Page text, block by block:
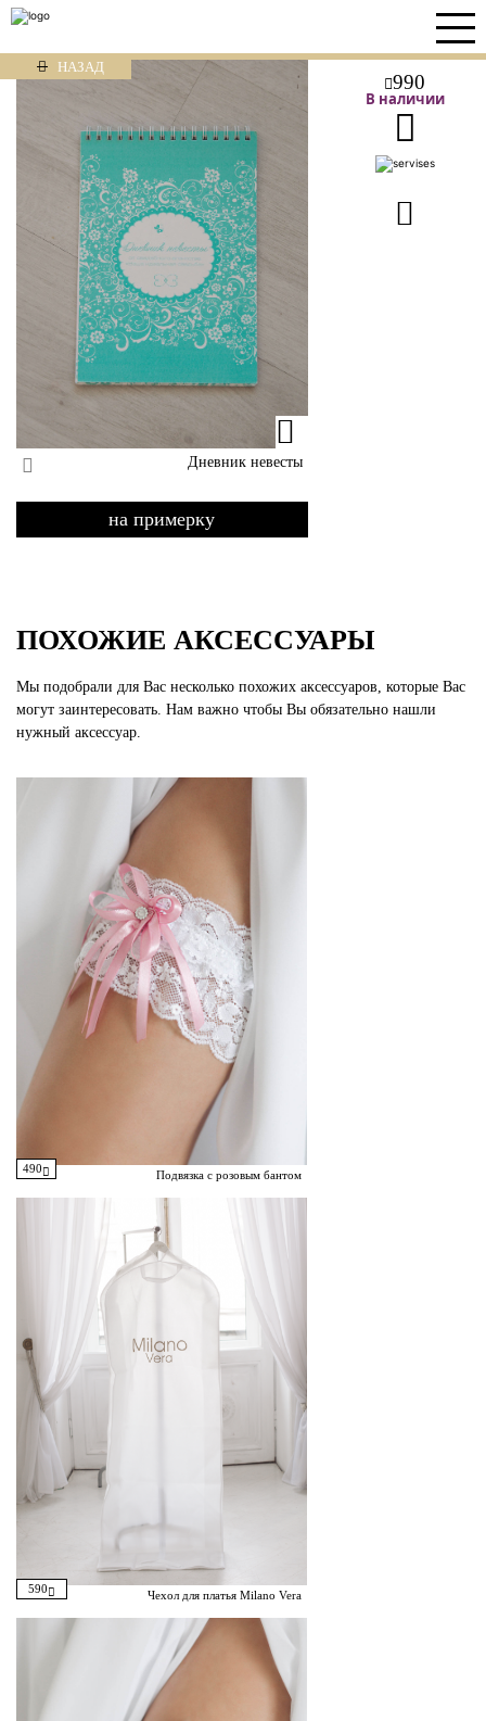
НАЗАД
990
В наличии
Дневник невесты
на примерку
ПОХОЖИЕ АКСЕССУАРЫ
Мы подобрали для Вас несколько похожих аксессуаров, которые Вас
могут заинтересовать. Нам важно чтобы Вы обязательно нашли
нужный аксессуар.
490 Подвязка с розовым бантом
590 Чехол для платья Milano Vera